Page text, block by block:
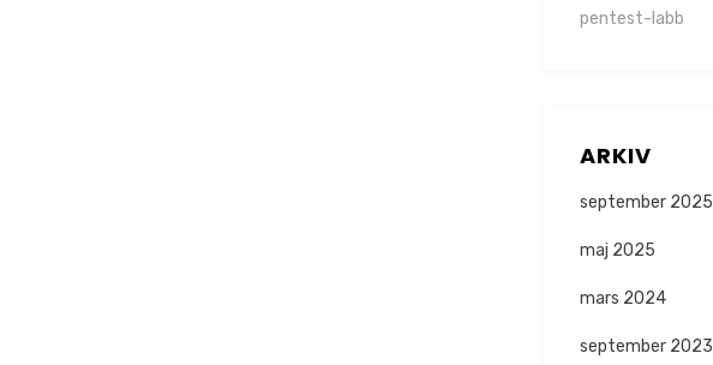
pentest-labb
ARKIV
september 2025
maj 2025
mars 2024
september 2023